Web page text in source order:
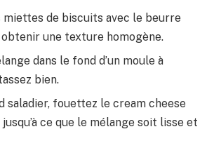
miettes de biscuits avec le beurre
obtenir une texture homogène.
dans le fond d’un moule à
bien.
saladier, fouettez le cream cheese
ce que le mélange soit lisse et